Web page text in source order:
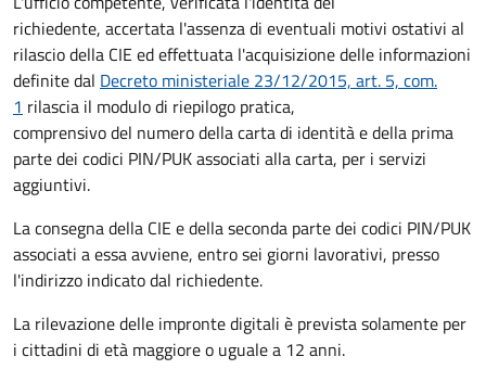
richiedente, accertata l'assenza di eventuali motivi ostativi al
rilascio della CIE ed effettuata l'acquisizione delle informazioni
definite dal Decreto ministeriale 23/12/2015, art. 5, com.
1 rilascia il modulo di riepilogo pratica,
comprensivo del numero della carta di identità e della prima
parte dei codici PIN/PUK associati alla carta, per i servizi
aggiuntivi.
La consegna della CIE e della seconda parte dei codici PIN/PUK
associati a essa avviene, entro sei giorni lavorativi, presso
l'indirizzo indicato dal richiedente.
La rilevazione delle impronte digitali è prevista solamente per
i cittadini di età maggiore o uguale a 12 anni.